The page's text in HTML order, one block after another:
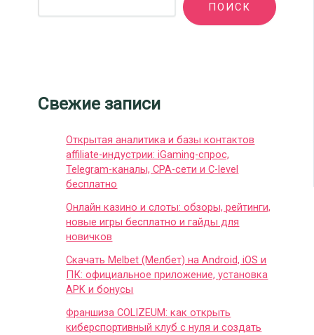
ПОИСК
Свежие записи
Открытая аналитика и базы контактов
affiliate-индустрии: iGaming-спрос,
Telegram-каналы, CPA-сети и C-level
бесплатно
Онлайн казино и слоты: обзоры, рейтинги,
новые игры бесплатно и гайды для
новичков
Скачать Melbet (Мелбет) на Android, iOS и
ПК: официальное приложение, установка
APK и бонусы
Франшиза COLIZEUM: как открыть
киберспортивный клуб с нуля и создать